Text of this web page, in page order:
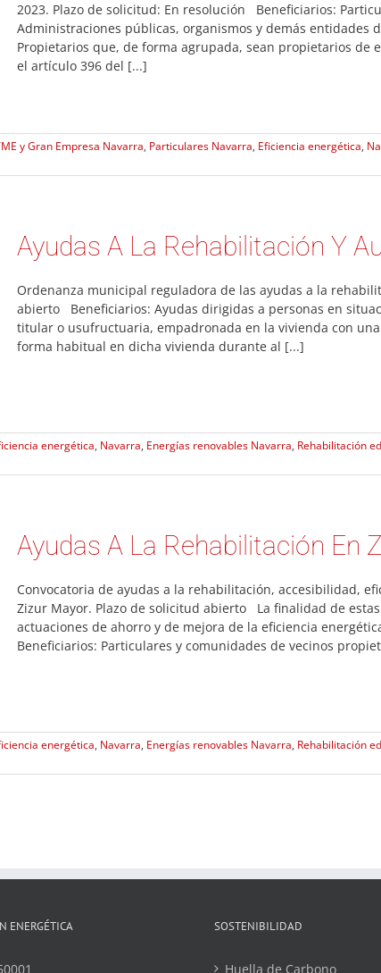
2023. Plazo de solicitud: En resolución Beneficiarios:
Administraciones públicas, organismos y demás entidades
Propietarios que, de forma agrupada, sean propietarios
el artículo 396 del [...]
y Gran Empresa Navarra, Particulares Navarra, Eficiencia energética,
Ayudas A La Rehabilitación Y
Ordenanza municipal reguladora de las ayudas a la
abierto Beneficiarios: Ayudas dirigidas a personas en
titular o usufructuaria, empadronada en la vivienda con
forma habitual en dicha vivienda durante al [...]
energética, Navarra, Energías renovables Navarra, Rehabilitación
Ayudas A La Rehabilitación En
Convocatoria de ayudas a la rehabilitación, accesibilidad,
Zizur Mayor. Plazo de solicitud abierto La finalidad de
actuaciones de ahorro y de mejora de la eficiencia
Beneficiarios: Particulares y comunidades de vecinos
energética, Navarra, Energías renovables Navarra, Rehabilitación
ENERGÉTICA SOSTENIBILIDAD
Huella de Carbono